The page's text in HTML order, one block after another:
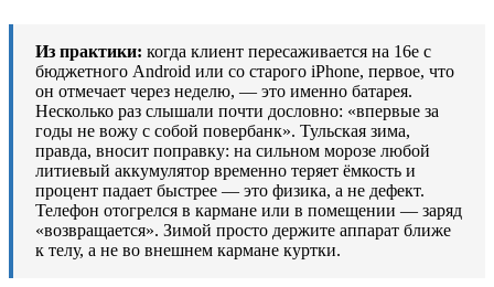
Из практики: когда клиент пересаживается на 16e с
бюджетного Android или со старого iPhone, первое, что
он отмечает через неделю, — это именно батарея.
Несколько раз слышали почти дословно: «впервые за
годы не вожу с собой повербанк». Тульская зима,
правда, вносит поправку: на сильном морозе любой
литиевый аккумулятор временно теряет ёмкость и
процент падает быстрее — это физика, а не дефект.
Телефон отогрелся в кармане или в помещении — заряд
«возвращается». Зимой просто держите аппарат ближе
к телу, а не во внешнем кармане куртки.